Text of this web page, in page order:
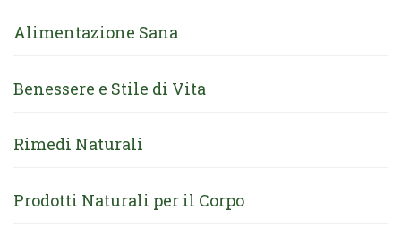
Alimentazione Sana
Benessere e Stile di Vita
Rimedi Naturali
Prodotti Naturali per il Corpo